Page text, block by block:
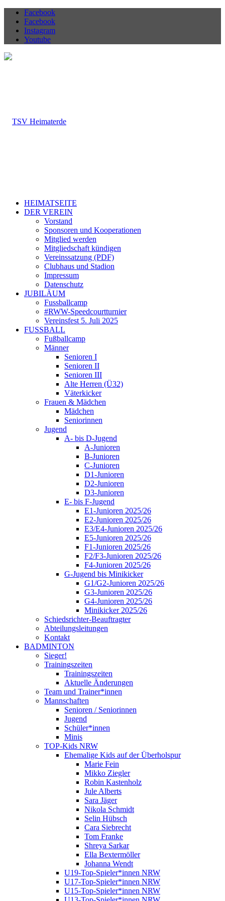
Facebook
Facebook
Instagram
Youtube
HEIMATSEITE
DER VEREIN
Vorstand
Sponsoren und Kooperationen
Mitglied werden
Mitgliedschaft kündigen
Vereinssatzung (PDF)
Clubhaus und Stadion
Impressum
Datenschutz
JUBILÄUM
Fussballcamp
#RWW-Speedcourtturnier
Vereinsfest 5. Juli 2025
FUSSBALL
Fußballcamp
Männer
Senioren I
Senioren II
Senioren III
Alte Herren (Ü32)
Väterkicker
Frauen & Mädchen
Mädchen
Seniorinnen
Jugend
A- bis D-Jugend
A-Junioren
B-Junioren
C-Junioren
D1-Junioren
D2-Junioren
D3-Junioren
E- bis F-Jugend
E1-Junioren 2025/26
E2-Junioren 2025/26
E3/E4-Junioren 2025/26
E5-Junioren 2025/26
F1-Junioren 2025/26
F2/F3-Junioren 2025/26
F4-Junioren 2025/26
G-Jugend bis Minikicker
G1/G2-Junioren 2025/26
G3-Junioren 2025/26
G4-Junioren 2025/26
Minikicker 2025/26
Schiedsrichter-Beauftragter
Abteilungsleitungen
Kontakt
BADMINTON
Sieger!
Trainingszeiten
Trainingszeiten
Aktuelle Änderungen
Team und Trainer*innen
Mannschaften
Senioren / Seniorinnen
Jugend
Schüler*innen
Minis
TOP-Kids NRW
Ehemalige Kids auf der Überholspur
Marie Fein
Mikko Ziegler
Robin Kastenholz
Jule Alberts
Sara Jäger
Nikola Schmidt
Selin Hübsch
Cara Siebrecht
Tom Franke
Shreya Sarkar
Ella Bextermöller
Johanna Wendt
U19-Top-Spieler*innen NRW
U17-Top-Spieler*innen NRW
U15-Top-Spieler*innen NRW